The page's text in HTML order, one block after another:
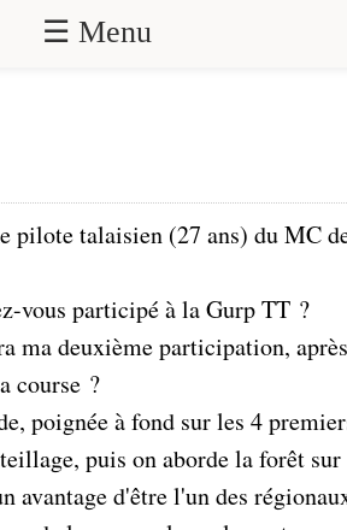
☰ Menu
pilote talaisien (27 ans) du MC
vous participé à la Gurp TT ?
ma deuxième participation,
course ?
poignée à fond sur les 4
puis on aborde la forêt
avantage d'être l'un des